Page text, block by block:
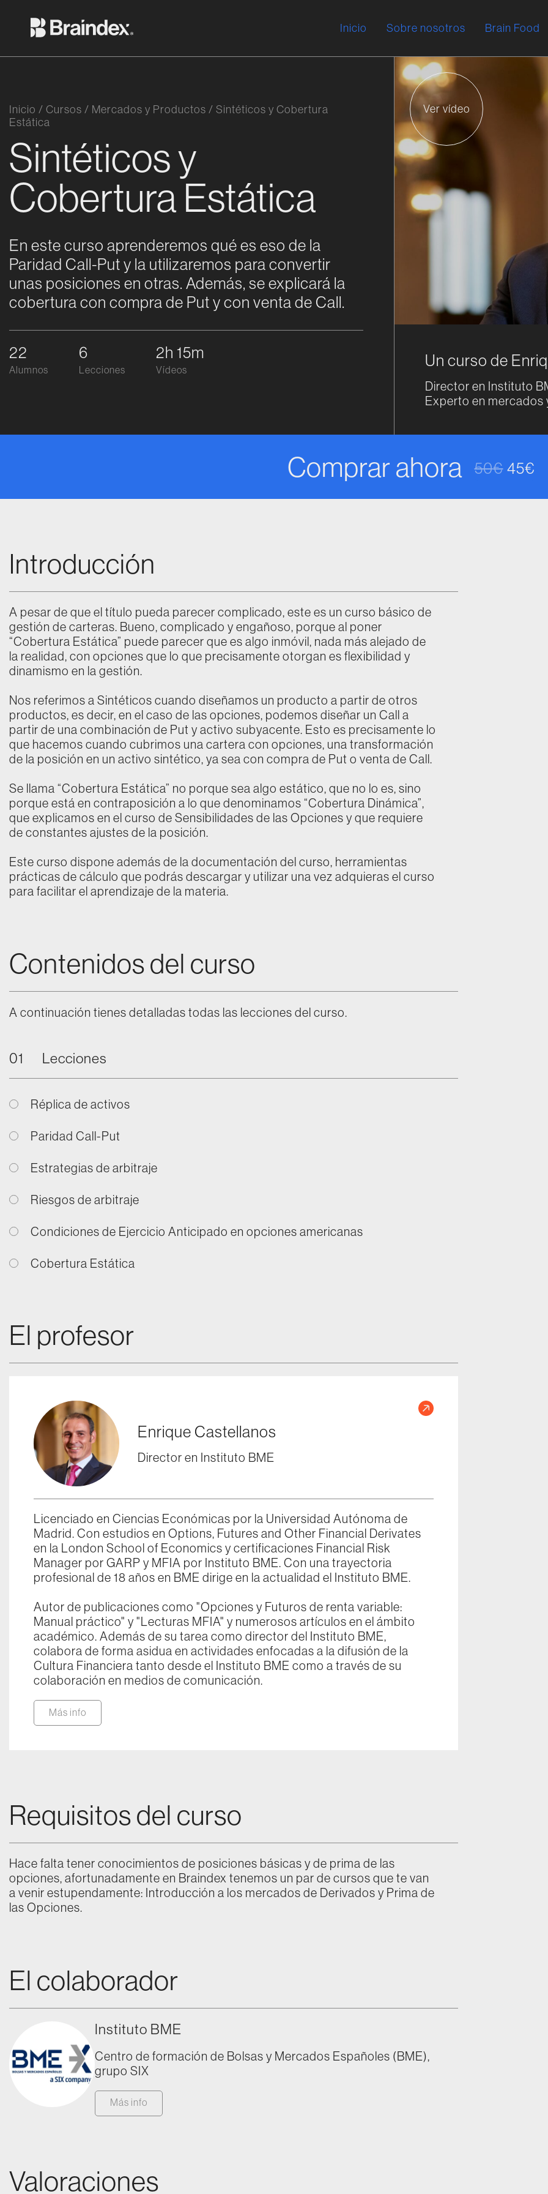
Inicio Sobre nosotros Brain Food
Inicio / Cursos / Mercados y Productos / Sintéticos y Cobertura
Estática
Sintéticos y
Cobertura Estática
En este curso aprenderemos qué es eso de la
Paridad Call-Put y la utilizaremos para convertir
unas posiciones en otras. Además, se explicará la
cobertura con compra de Put y con venta de Call.
22
Alumnos
6
Lecciones
2h 15m
Vídeos
Ver vídeo
Un curso de
Director en Instituto
Experto en
Comprar ahora 50€El
45€
El
Introducción
A pesar de que el título pueda parecer complicado, este es un curso básico de
gestión de carteras. Bueno, complicado y engañoso, porque al poner
“Cobertura Estática” puede parecer que es algo inmóvil, nada más alejado de
la realidad, con opciones que lo que precisamente otorgan es flexibilidad y
dinamismo en la gestión.
Nos referimos a Sintéticos cuando diseñamos un producto a partir de otros
productos, es decir, en el caso de las opciones, podemos diseñar un Call a
partir de una combinación de Put y activo subyacente. Esto es precisamente lo
que hacemos cuando cubrimos una cartera con opciones, una transformación
de la posición en un activo sintético, ya sea con compra de Put o venta de Call.
Se llama “Cobertura Estática” no porque sea algo estático, que no lo es, sino
porque está en contraposición a lo que denominamos “Cobertura Dinámica”,
que explicamos en el curso de Sensibilidades de las Opciones y que requiere
de constantes ajustes de la posición.
Este curso dispone además de la documentación del curso, herramientas
prácticas de cálculo que podrás descargar y utilizar una vez adquieras el curso
para facilitar el aprendizaje de la materia.
Contenidos del curso
A continuación tienes detalladas todas las lecciones del curso.
01 Lecciones
Réplica de activos
Paridad Call-Put
Estrategias de arbitraje
Riesgos de arbitraje
Condiciones de Ejercicio Anticipado en opciones americanas
Cobertura Estática
El profesor
Enrique Castellanos
Director en Instituto BME
Licenciado en Ciencias Económicas por la Universidad Autónoma de
Madrid. Con estudios en Options, Futures and Other Financial Derivates
en la London School of Economics y certificaciones Financial Risk
Manager por GARP y MFIA por Instituto BME. Con una trayectoria
profesional de 18 años en BME dirige en la actualidad el Instituto BME.
Autor de publicaciones como "Opciones y Futuros de renta variable:
Manual práctico" y "Lecturas MFIA" y numerosos artículos en el ámbito
académico. Además de su tarea como director del Instituto BME,
colabora de forma asidua en actividades enfocadas a la difusión de la
Cultura Financiera tanto desde el Instituto BME como a través de su
colaboración en medios de comunicación.
Más info
Requisitos del curso
Hace falta tener conocimientos de posiciones básicas y de prima de las
opciones, afortunadamente en Braindex tenemos un par de cursos que te van
a venir estupendamente: Introducción a los mercados de Derivados y Prima de
las Opciones.
El colaborador
Instituto BME
Centro de formación de Bolsas y Mercados Españoles (BME),
grupo SIX
Más info
Valoraciones